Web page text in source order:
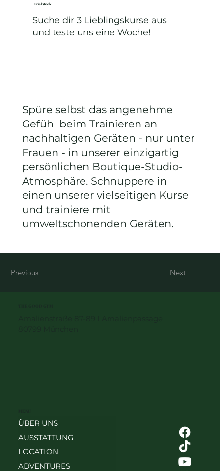
Trial Week
Suche dir 3 Lieblingskurse aus
und teste uns eine Woche!
Spüre selbst das angenehme
Gefühl beim Trainieren an
nachhaltigen Geräten - nur unter
Frauen - in unserer einzigartig
persönlichen Boutique-Studio-
Atmosphäre. Schnuppere in
einen unserer vielseitigen Kurse
und trainiere mit
umweltschonenden Geräten.
Previous Next
ÜBER UNS
AUSSTATTUNG
LOCATION
ADVENTURES